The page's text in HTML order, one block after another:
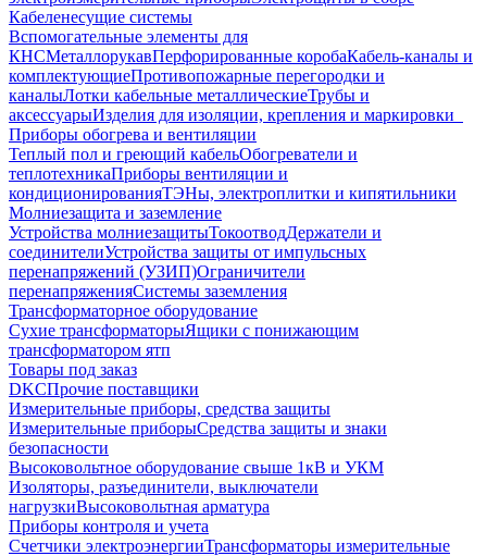
Кабеленесущие системы
Вспомогательные элементы для
КНСМеталлорукавПерфорированные коробаКабель-каналы и
комплектующиеПротивопожарные перегородки и
каналыЛотки кабельные металлическиеТрубы и
аксессуарыИзделия для изоляции, крепления и маркировки
Приборы обогрева и вентиляции
Теплый пол и греющий кабельОбогреватели и
теплотехникаПриборы вентиляции и
кондиционированияТЭНы, электроплитки и кипятильники
Молниезащита и заземление
Устройства молниезащитыТокоотводДержатели и
соединителиУстройства защиты от импульсных
перенапряжений (УЗИП)Ограничители
перенапряженияСистемы заземления
Трансформаторное оборудование
Сухие трансформаторыЯщики с понижающим
трансформатором ятп
Товары под заказ
DKCПрочие поставщики
Измерительные приборы, средства защиты
Измерительные приборыСредства защиты и знаки
безопасности
Высоковольтное оборудование свыше 1кВ и УКМ
Изоляторы, разъединители, выключатели
нагрузкиВысоковольтная арматура
Приборы контроля и учета
Счетчики электроэнергииТрансформаторы измерительные